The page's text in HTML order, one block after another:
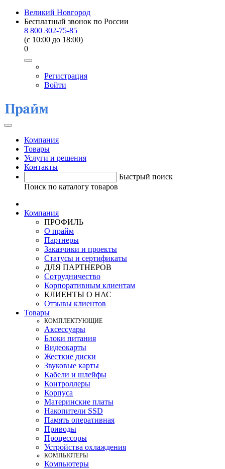
Великий Новгород
Бесплатный звонок по России
8 800 302-75-85
(c 10:00 до 18:00)
0
Регистрация
Войти
Компания
Товары
Услуги и решения
Контакты
Быстрый поиск
Поиск по каталогу товаров
Компания
ПРОФИЛЬ
О прайм
Партнеры
Заказчики и проекты
Статусы и сертификаты
ДЛЯ ПАРТНЕРОВ
Сотрудничество
Корпоративным клиентам
КЛИЕНТЫ О НАС
Отзывы клиентов
Товары
КOМПЛЕКТУЮЩИЕ
Аксессуары
Блоки питания
Видеокарты
Жесткие диски
Звуковые карты
Кабели и шлейфы
Контроллеры
Корпуса
Материнские платы
Накопители SSD
Память оперативная
Приводы
Процессоры
Устройства охлаждения
КОМПЬЮТЕРЫ
Компьютеры